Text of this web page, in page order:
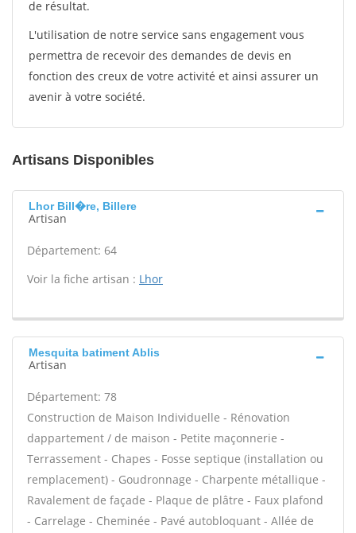
de résultat.
L'utilisation de notre service sans engagement vous
permettra de recevoir des demandes de devis en
fonction des creux de votre activité et ainsi assurer un
avenir à votre société.
Artisans Disponibles
Lhor Bill�re, Billere
Artisan
Département: 64
Voir la fiche artisan : Lhor
Mesquita batiment Ablis
Artisan
Département: 78
Construction de Maison Individuelle - Rénovation
dappartement / de maison - Petite maçonnerie -
Terrassement - Chapes - Fosse septique (installation ou
remplacement) - Goudronnage - Charpente métallique -
Ravalement de façade - Plaque de plâtre - Faux plafond
- Carrelage - Cheminée - Pavé autobloquant - Allée de